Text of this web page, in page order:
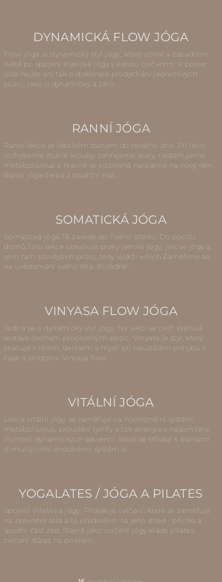
DYNAMICKÁ FLOW JÓGA
Flow jóga je dynamický styl jógy, který vznikl v západním
světě po spojení klasické jógy s kardio cvičením. V power
józe nejde ani tak o dokonalé prodýchání jednotlivých
pozic, jako o dynamický a záro...
RANNÍ JÓGA
Ranní lekce je ideálním startem do nového dne. Při lekci
rozhýbeme ztuhlé klouby, zahřejeme svaly, nastartujeme
metabolismus a hlavně se pozitivně naladíme na nový den.
Ranní jóga čerpá z tradiční Hat...
SOMATICKÁ JÓGA
Somatická jóga Tě zavede do Tvého středu. Do pocitu
domů.Tato lekce obsahuje prvky jemné jogy, jinove jógy a
sem tam silovějších pozic, tedy výdrží v nich.Zaměříme se
na uvědomění svého těla. Pořádné ...
VINYASA FLOW JÓGA
Jedná se o dynamický styl jógy. Na lekci se cvičí plynulá
sestava dechem propojených pozic. Vinyasa je styl, který
pracuje s tělem, dechem a myslí při neustálém pohybu v
čase a prostoru. Vinyasa flow ...
VITÁLNÍ JÓGA
Lekce vitální jógy se zaměřuje na hormonální systém,
metabolismus, proudění lymfy a tok energie v našem těle.
Pomocí dynamických sekvencí, které se střídají s ásanami
stimulujícími endokrinní systém a...
YOGALATES / JÓGA A PILATES
Spojení Pilates a jógy. Pilates je cvičení, které se zaměřuje
na zpevnění těla a to především na jeho střed - břicho a
spodní část zad. Stejně jako cvičení jógy klade pilates
cvičení důraz na posílení...